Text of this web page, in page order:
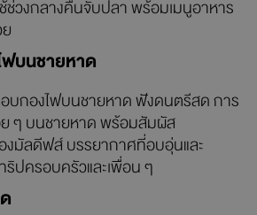
ช่วงกลางคืนจับปลา พร้อมเมนูอาหาร
บนชายหาด
บกองไฟบนชายหาด ฟังดนตรีสด การ
ย ๆ บนชายหาด พร้อมสัมผัส
มัลดีฟส์ บรรยากาศที่อบอุ่นและ
ปครอบครัวและเพื่อน ๆ